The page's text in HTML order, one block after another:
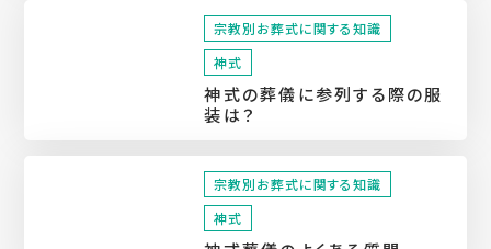
宗教別お葬式に関する知識
神式
神式の葬儀に参列する際の服
装は？
宗教別お葬式に関する知識
神式